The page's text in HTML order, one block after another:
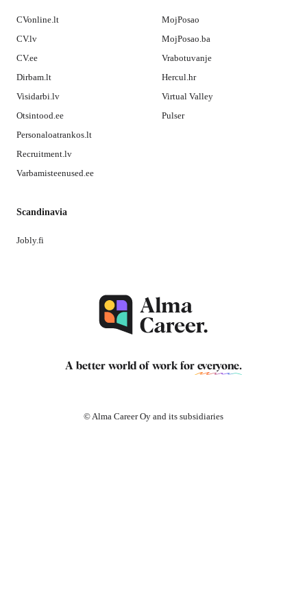
CVonline.lt
CV.lv
CV.ee
Dirbam.lt
Visidarbi.lv
Otsintood.ee
Personaloatrankos.lt
Recruitment.lv
Varbamisteenused.ee
MojPosao
MojPosao.ba
Vrabotuvanje
Hercul.hr
Virtual Valley
Pulser
Scandinavia
Jobly.fi
A better world of work for everyone.
© Alma Career Oy and its subsidiaries